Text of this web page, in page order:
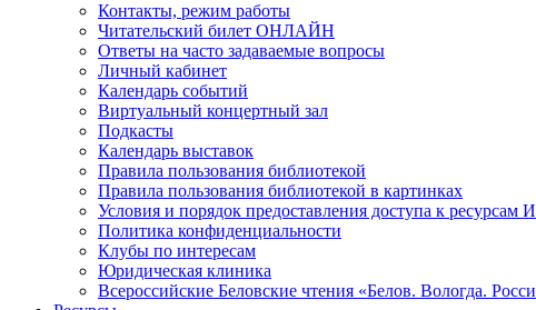
Контакты, режим работы
Читательский билет ОНЛАЙН
Ответы на часто задаваемые вопросы
Личный кабинет
Календарь событий
Виртуальный концертный зал
Подкасты
Календарь выставок
Правила пользования библиотекой
Правила пользования библиотекой в картинках
Условия и порядок предоставления доступа к ресурсам
Политика конфиденциальности
Клубы по интересам
Юридическая клиника
Всероссийские Беловские чтения «Белов. Вологда.